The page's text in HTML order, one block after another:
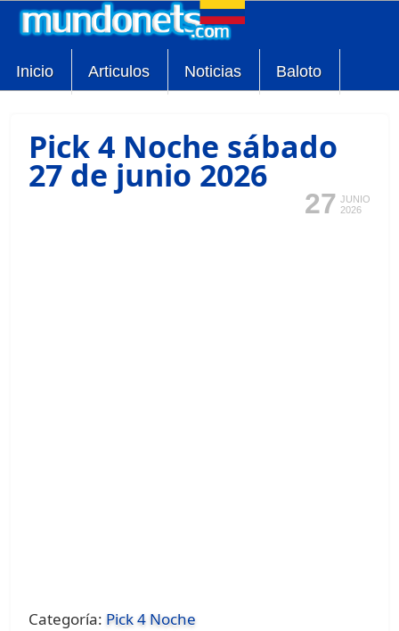
Inicio Articulos Noticias Baloto
Pick 4 Noche sábado
27 de junio 2026
27 JUNIO
2026
Categoría: Pick 4 Noche